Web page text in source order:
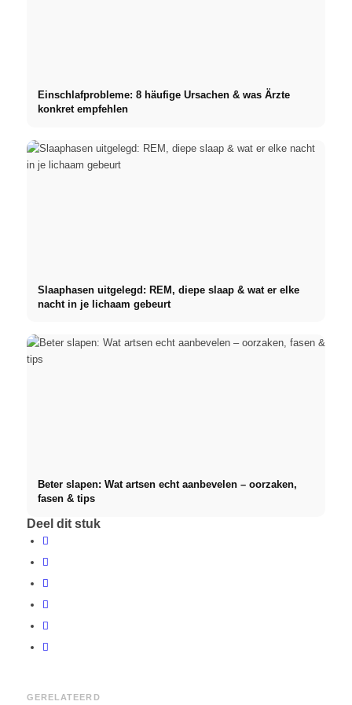
Einschlafprobleme: 8 häufige Ursachen & was Ärzte
konkret empfehlen
Slaaphasen uitgelegd: REM, diepe slaap & wat er elke
nacht in je lichaam gebeurt
Beter slapen: Wat artsen echt aanbevelen – oorzaken,
fasen & tips
Deel dit stuk
GERELATEERD